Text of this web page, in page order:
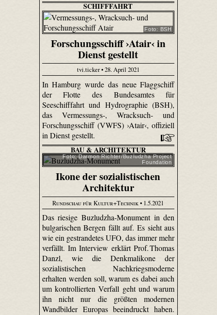
SCHIFFFAHRT
Foto: BSH
Forschungsschiff ›Atair‹ in
Dienst gestellt
tvi.ticker • 28. April 2021
In Hamburg wurde das neue Flaggschiff
der Flotte des Bundesamtes für
Seeschifffahrt und Hydrographie (BSH),
das Vermessungs-, Wracksuch- und
Forschungsschiff (VWFS) ›Atair‹, offiziell
in Dienst gestellt.
BAU & ARCHITEKTUR
Foto: Darmon Richter/Buzludzha Project
Foundation
Ikone der sozialistischen
Architektur
Rundschau für Kultur+Technik• 1.5.2021
Das riesige Buzludzha-Monument in den
bulgarischen Bergen fällt auf. Es sieht aus
wie ein gestrandetes UFO, das immer mehr
verfällt. Im Interview erklärt Prof. Thomas
Danzl, wie die Denkmalikone der
sozialistischen Nachkriegsmoderne
erhalten werden soll, warum es dabei auch
um kontrollierten Verfall geht und warum
ihn nicht nur die größten modernen
Wandbilder Europas beeindruckt haben.